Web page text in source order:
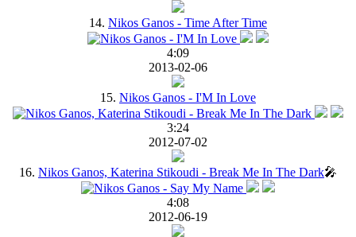
14. Nikos Ganos - Time After Time
4:09
2013-02-06
15. Nikos Ganos - I'M In Love
3:24
2012-07-02
16. Nikos Ganos, Katerina Stikoudi - Break Me In The Dark🎤
4:08
2012-06-19